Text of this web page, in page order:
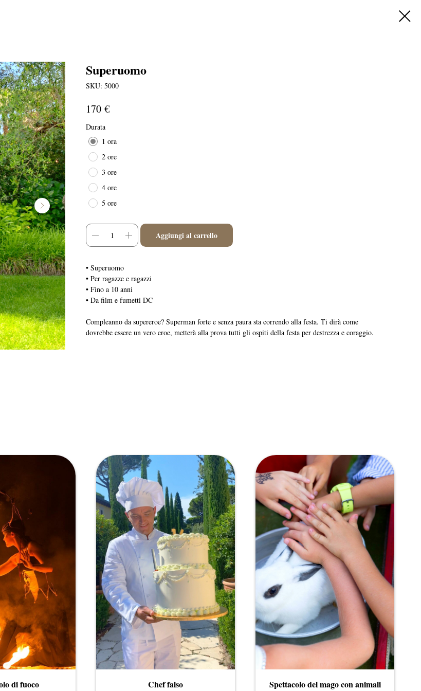
Superuomo
SKU: 5000
170 €
Durata
1 ora
2 ore
3 ore
4 ore
5 ore
Aggiungi al carrello
• Superuomo
• Per ragazze e ragazzi
• Fino a 10 anni
• Da film e fumetti DC
Compleanno da supereroe? Superman forte e senza paura sta correndo alla festa. Ti dirà come
dovrebbe essere un vero eroe, metterà alla prova tutti gli ospiti della festa per destrezza e coraggio.
di fuoco Chef falso Spettacolo del mago con animali